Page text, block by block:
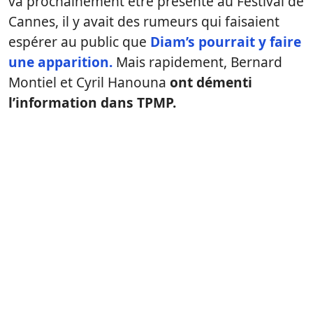
Cannes, il y avait des rumeurs qui faisaient
espérer au public que Diam’s pourrait y faire
une apparition. Mais rapidement, Bernard
Montiel et Cyril Hanouna ont démenti
l’information dans TPMP.